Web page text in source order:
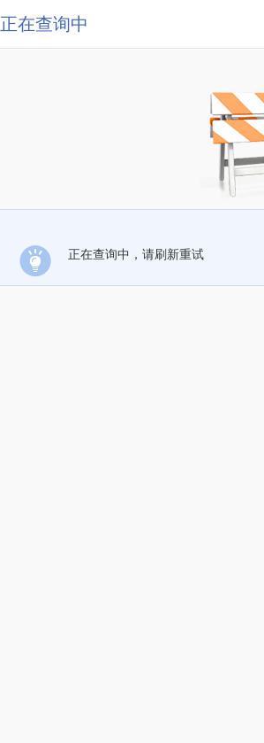
正在查询中
正在查询中，请刷新重试